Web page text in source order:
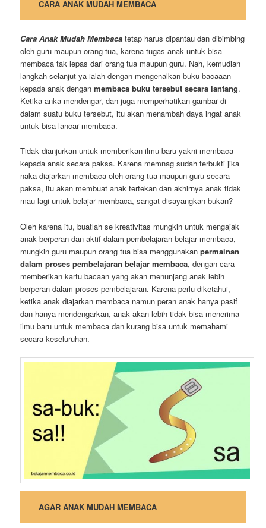
CARA ANAK MUDAH MEMBACA
Cara Anak Mudah Membaca tetap harus dipantau dan dibimbing
oleh guru maupun orang tua, karena tugas anak untuk bisa
membaca tak lepas dari orang tua maupun guru. Nah, kemudian
langkah selanjut ya ialah dengan mengenalkan buku bacaaan
kepada anak denganmembaca buku tersebut secara lantang.
Ketika anka mendengar, dan juga memperhatikan gambar di
dalam suatu buku tersebut, itu akan menambah daya ingat anak
untuk bisa lancar membaca.
Tidak dianjurkan untuk memberikan ilmu baru yakni membaca
kepada anak secara paksa. Karena memnag sudah terbukti jika
naka diajarkan membaca oleh orang tua maupun guru secara
paksa, itu akan membuat anak tertekan dan akhirnya anak tidak
mau lagi untuk belajar membaca, sangat disayangkan bukan?
Oleh karena itu, buatlah se kreativitas mungkin untuk mengajak
anak berperan dan aktif dalam pembelajaran belajar membaca,
mungkin guru maupun orang tua bisa menggunakanpermainan
dalam proses pembelajaran belajar membaca, dengan cara
memberikan kartu bacaan yang akan menunjang anak lebih
berperan dalam proses pembelajaran. Karena perlu diketahui,
ketika anak diajarkan membaca namun peran anak hanya pasif
dan hanya mendengarkan, anak akan lebih tidak bisa menerima
ilmu baru untuk membaca dan kurang bisa untuk memahami
secara keseluruhan.
AGAR ANAK MUDAH MEMBACA